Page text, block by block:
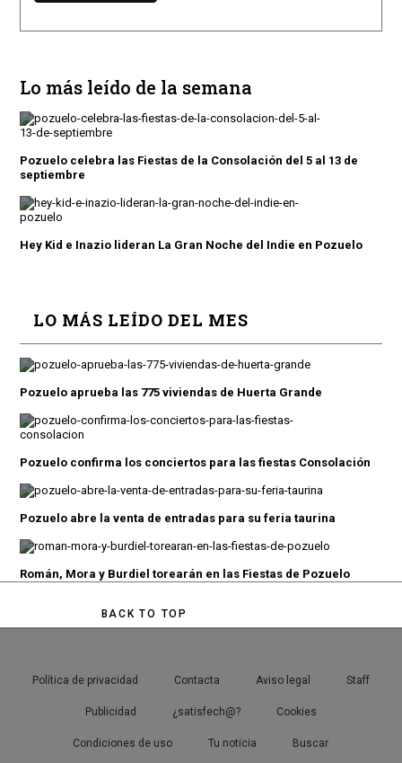
Lo más leído de la semana
Pozuelo celebra las Fiestas de la Consolación del 5 al 13 de
septiembre
Hey Kid e Inazio lideran La Gran Noche del Indie en Pozuelo
LO MÁS LEÍDO DEL MES
Pozuelo aprueba las 775 viviendas de Huerta Grande
Pozuelo confirma los conciertos para las fiestas Consolación
Pozuelo abre la venta de entradas para su feria taurina
Román, Mora y Burdiel torearán en las Fiestas de Pozuelo
BACK TO TOP
Política de privacidad Contacta Aviso legal Staff
Publicidad ¿satisfech@? Cookies
Condiciones de uso Tu noticia Buscar